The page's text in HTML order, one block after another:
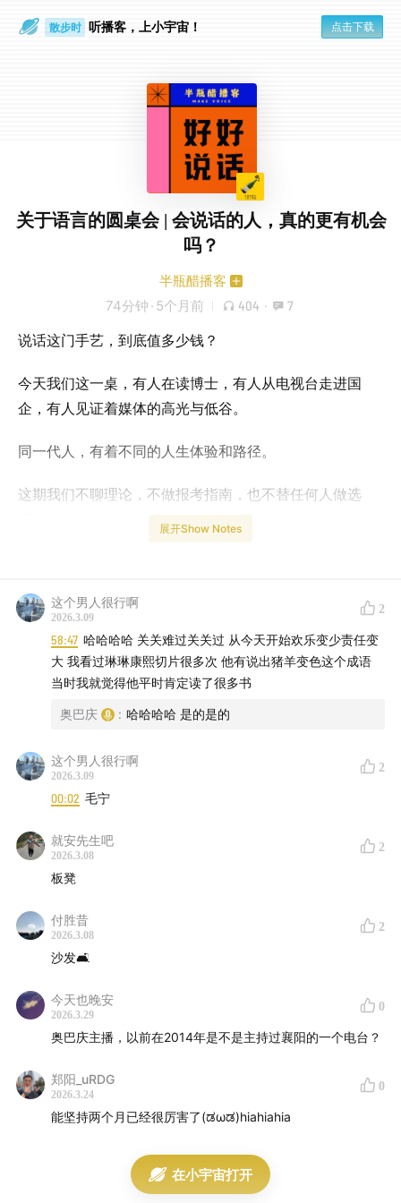
散步时 听播客，上小宇宙！ 点击下载
关于语言的圆桌会 | 会说话的人，真的更有机会
吗？
半瓶醋播客
74分钟 · 5个月前 404 · 7
说话这门手艺，到底值多少钱？
今天我们这一桌，有人在读博士，有人从电视台走进国
企，有人见证着媒体的高光与低谷。
同一代人，有着不同的人生体验和路径。
这期我们不聊理论，不做报考指南，也不替任何人做选
当年为什么走上播音主持这条路？
会表达的人，真的比别人多机会吗？
面试、汇报、职场沟通，表达能力真的能加分吗？
这门艺术真的没有门槛吗？
表达能力，到底值不值得花几年时间去训练？
天赋重要吗？
声音重要吗？
长相重要吗？
最后，我们把问题收回到自己：如果不谈职业，学说话这
件事，给我们带来的最大改变是什么？
些关键时刻，它确实改变过一些命运的瞬间。
展开Show Notes
这个男人很行啊
2026.3.09
2
58:47 哈哈哈哈 关关难过关关过 从今天开始欢乐变少责任变
大 我看过琳琳康熙切片很多次 他有说出猪羊变色这个成语
当时我就觉得他平时肯定读了很多书
奥巴庆 : 哈哈哈哈 是的是的
这个男人很行啊
2026.3.09
2
00:02 毛宁
就安先生吧
2026.3.08
2
板凳
付胜昔
2026.3.08
2
沙发🛋️
今天也晚安
2026.3.29
0
奥巴庆主播，以前在2014年是不是主持过襄阳的一个电台？
郑阳_uRDG
2026.3.24
0
能坚持两个月已经很厉害了(ಡωಡ)hiahiahia
在小宇宙打开